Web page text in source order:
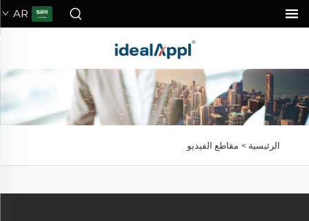
AR
الرئيسية > مقاطع الفيديو